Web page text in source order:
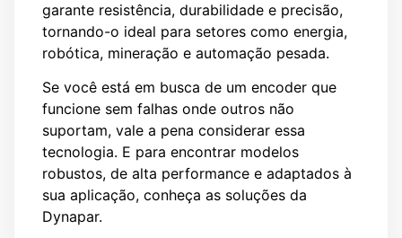
garante resistência, durabilidade e precisão,
tornando-o ideal para setores como energia,
robótica, mineração e automação pesada.
Se você está em busca de um encoder que
funcione sem falhas onde outros não
suportam, vale a pena considerar essa
tecnologia. E para encontrar modelos
robustos, de alta performance e adaptados à
sua aplicação, conheça as soluções da
Dynapar.